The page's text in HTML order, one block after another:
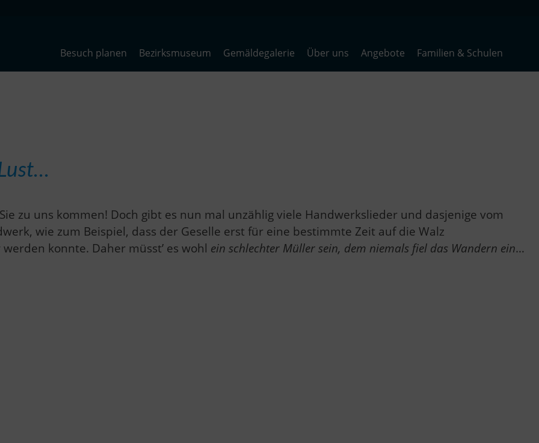
Besuch planen Bezirksmuseum Gemäldegalerie Über uns Angebote Familien & Schulen
zu uns kommen! Doch gibt es nun mal unzählig viele Handwerkslieder und dasjenige vom
wie zum Beispiel, dass der Geselle erst für eine bestimmte Zeit auf die Walz
konnte. Daher müsst’ es wohl ein schlechter Müller sein, dem niemals fiel das Wandern ein…